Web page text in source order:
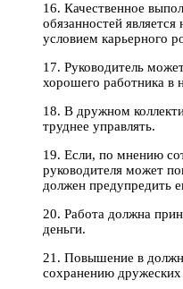
16. Качественное
обязанностей
условием карьерного
17. Руководитель
хорошего работника в
18. В дружном
труднее управлять.
19. Если, по мнению
руководителя может
должен предупредить
20. Работа должна
деньги.
21. Повышение в
сохранению